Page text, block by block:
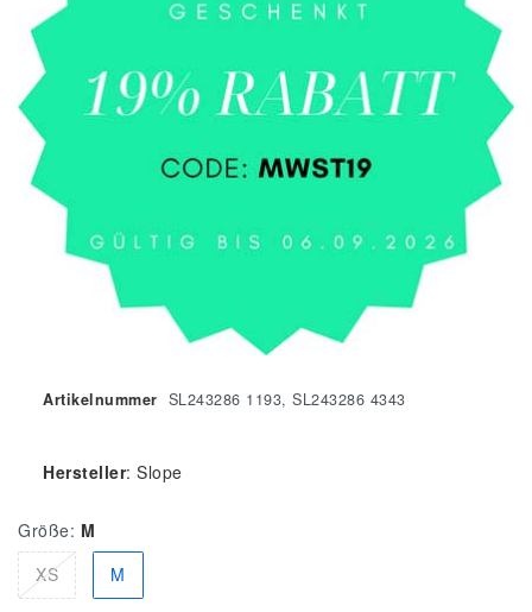
Artikelnummer SL243286 1193, SL243286 4343
Hersteller: Slope
Größe: M
XS
M